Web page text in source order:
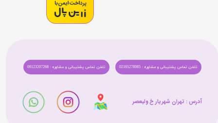
تلفن تماس پشتیبانی و مشاوره : 09123207268 تلفن تماس پشتیبانی و مشاوره : 02165278985
آدرس : تهران شهریار خ ولیعصر​​​​​​​